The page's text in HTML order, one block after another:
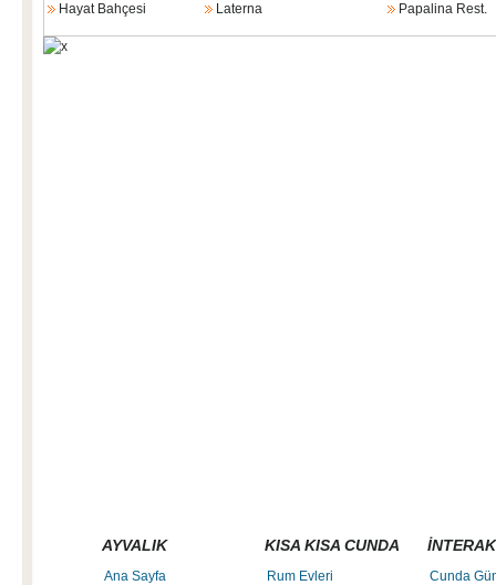
Hayat Bahçesi
Laterna Papalina Rest.
AYVALIK KISA KISA CUNDA
Ana Sayfa
Rum Evleri
Cunda